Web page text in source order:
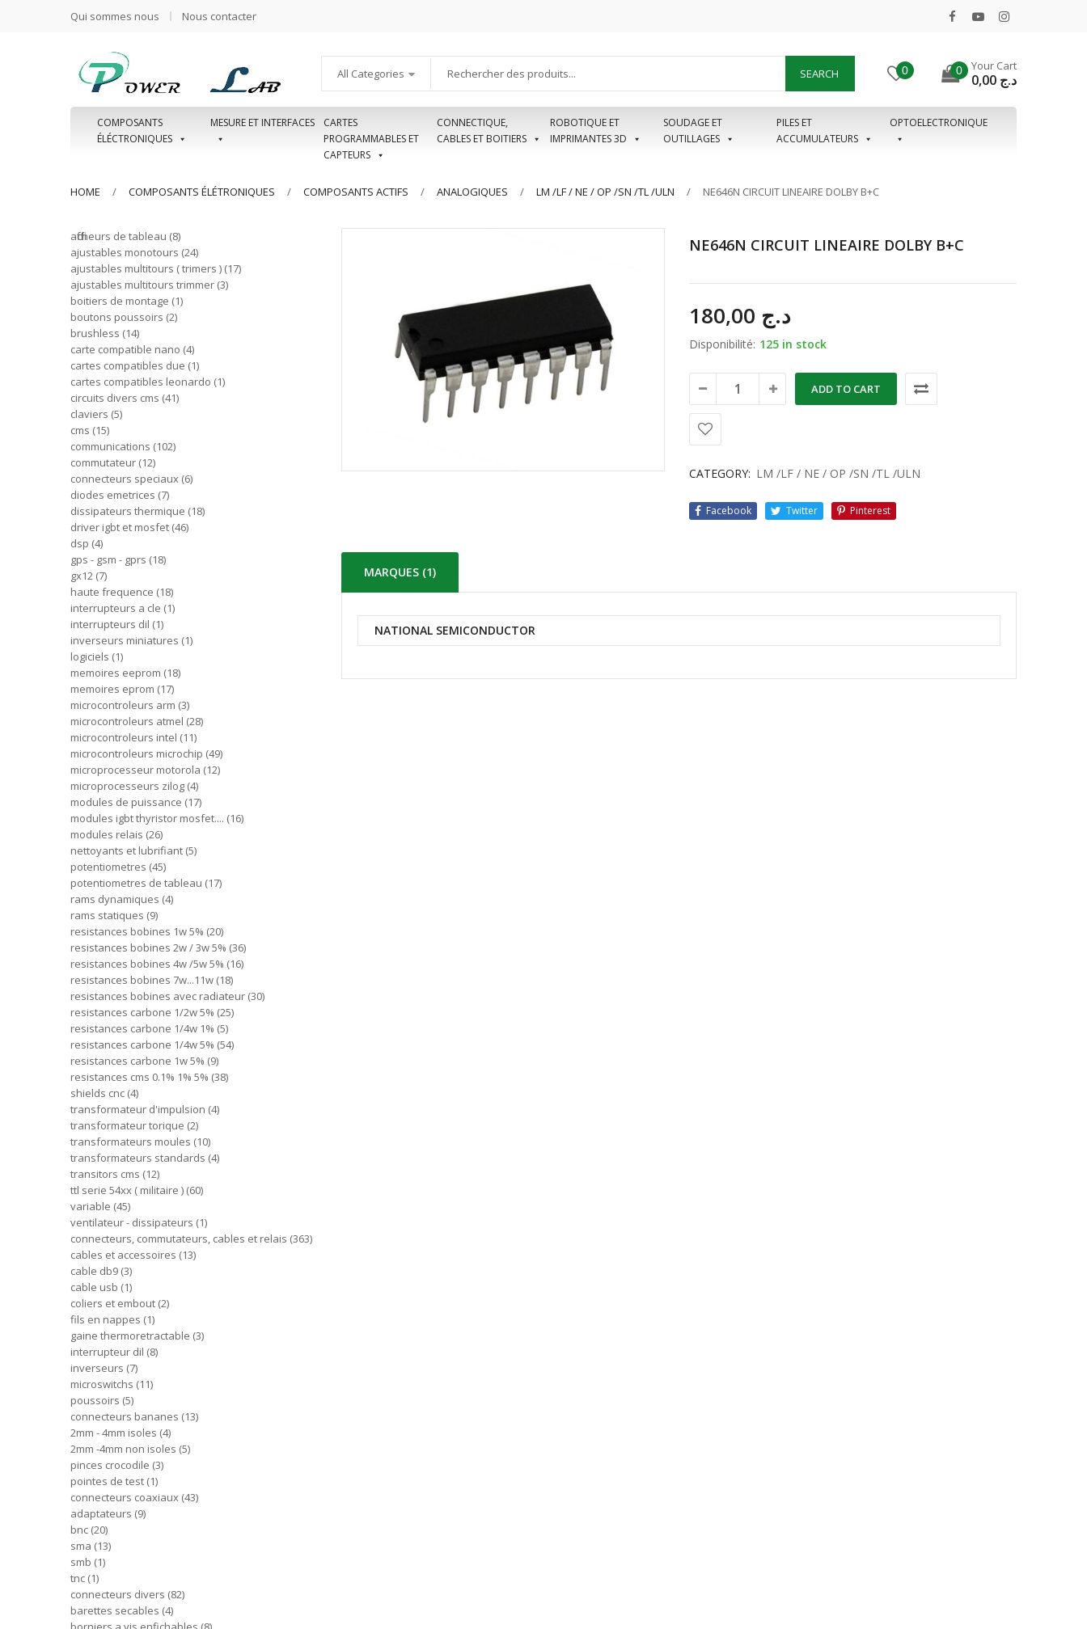
Qui sommes nous Nous contacter
All Categories SEARCH 0 0 Your Cart
د.ج
COMPOSANTS
ÉLÉCTRONIQUES
MESURE ET INTERFACES
CARTES
PROGRAMMABLES ET
CAPTEURS
CONNECTIQUE,
CABLES ET BOITIERS
ROBOTIQUE ET
IMPRIMANTES 3D
SOUDAGE ET
OUTILLAGES
PILES ET
ACCUMULATEURS
OPTOELECTRONIQUE
HOME COMPOSANTS ÉLÉTRONIQUES COMPOSANTS ACTIFS ANALOGIQUES LM /LF / NE / OP /SN /TL /ULN NE646N CIRCUIT LINEAIRE DOLBY B+C
NE646N CIRCUIT LINEAIRE DOLBY B+C
د.ج
Disponibilité: 125 in stock
ADD TO CART
CATEGORY: LM /LF / NE / OP /SN /TL /ULN
Facebook Twitter Pinterest
MARQUES (1)
NATIONAL SEMICONDUCTOR
afficheurs de tableau 8
ajustables monotours 24
ajustables multitours ( trimers ) 17
ajustables multitours trimmer 3
boitiers de montage 1
boutons poussoirs 2
brushless 14
carte compatible nano 4
cartes compatibles due 1
cartes compatibles leonardo 1
circuits divers cms 41
claviers 5
cms 15
communications 102
commutateur 12
connecteurs speciaux 6
diodes emetrices 7
dissipateurs thermique 18
driver igbt et mosfet 46
dsp 4
gps - gsm - gprs 18
gx12 7
haute frequence 18
interrupteurs a cle 1
interrupteurs dil 1
inverseurs miniatures 1
logiciels 1
memoires eeprom 18
memoires eprom 17
microcontroleurs arm 3
microcontroleurs atmel 28
microcontroleurs intel 11
microcontroleurs microchip 49
microprocesseur motorola 12
microprocesseurs zilog 4
modules de puissance 17
modules igbt thyristor mosfet.... 16
modules relais 26
nettoyants et lubrifiant 5
potentiometres 45
potentiometres de tableau 17
rams dynamiques 4
rams statiques 9
resistances bobines 1w 5% 20
resistances bobines 2w / 3w 5% 36
resistances bobines 4w /5w 5% 16
resistances bobines 7w...11w 18
resistances bobines avec radiateur 30
resistances carbone 1/2w 5% 25
resistances carbone 1/4w 1% 5
resistances carbone 1/4w 5% 54
resistances carbone 1w 5% 9
resistances cms 0.1% 1% 5% 38
shields cnc 4
transformateur d'impulsion 4
transformateur torique 2
transformateurs moules 10
transformateurs standards 4
transitors cms 12
ttl serie 54xx ( militaire ) 60
variable 45
ventilateur - dissipateurs 1
connecteurs, commutateurs, cables et relais 363
cables et accessoires 13
cable db9 3
cable usb 1
coliers et embout 2
fils en nappes 1
gaine thermoretractable 3
interrupteur dil 8
inverseurs 7
microswitchs 11
poussoirs 5
connecteurs bananes 13
2mm - 4mm isoles 4
2mm -4mm non isoles 5
pinces crocodile 3
pointes de test 1
connecteurs coaxiaux 43
adaptateurs 9
bnc 20
sma 13
smb 1
tnc 1
connecteurs divers 82
barettes secables 4